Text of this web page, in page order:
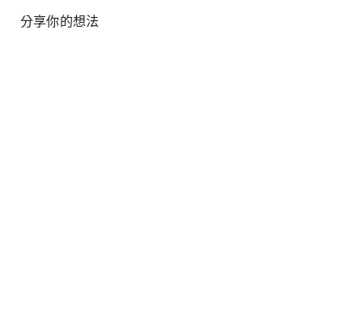
分享你的想法